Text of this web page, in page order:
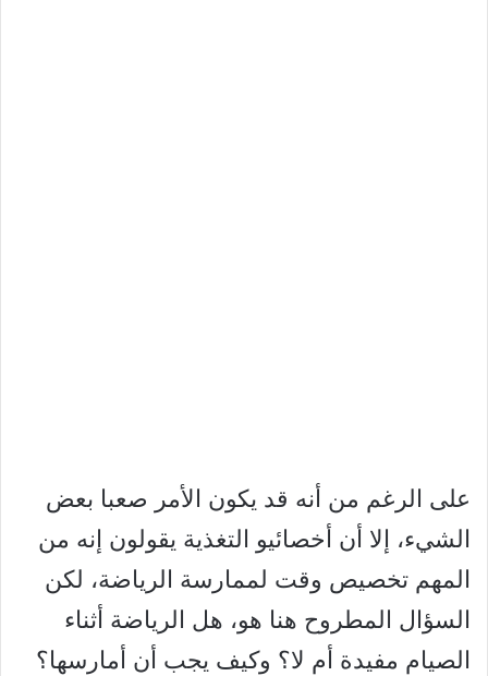
على الرغم من أنه قد يكون الأمر صعبا بعض
الشيء، إلا أن أخصائيو التغذية يقولون إنه من
المهم تخصيص وقت لممارسة الرياضة، لكن
السؤال المطروح هنا هو، هل الرياضة أثناء
الصيام مفيدة أم لا؟ وكيف يجب أن أمارسها؟